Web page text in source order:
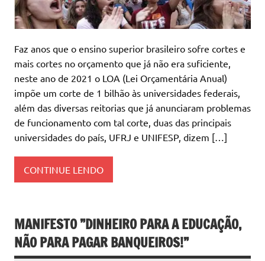
Faz anos que o ensino superior brasileiro sofre cortes e
mais cortes no orçamento que já não era suficiente,
neste ano de 2021 o LOA (Lei Orçamentária Anual)
impõe um corte de 1 bilhão às universidades federais,
além das diversas reitorias que já anunciaram problemas
de funcionamento com tal corte, duas das principais
universidades do país, UFRJ e UNIFESP, dizem […]
CONTINUE LENDO
MANIFESTO ”DINHEIRO PARA A EDUCAÇÃO,
NÃO PARA PAGAR BANQUEIROS!”